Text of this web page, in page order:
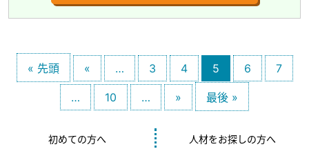
« 先頭 « … 3 4 5 6 7
… 10 … » 最後 »
初めての方へ
人材をお探しの方へ